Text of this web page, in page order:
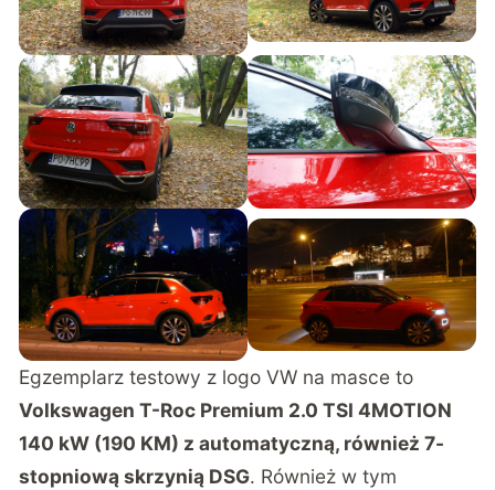
Egzemplarz testowy z logo VW na masce to
Volkswagen T-Roc Premium 2.0 TSI 4MOTION
140 kW (190 KM) z automatyczną, również 7-
stopniową skrzynią DSG. Również w tym